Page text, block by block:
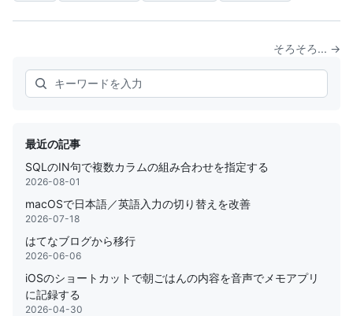
そろそろ... →
Search
最近の記事
SQLのIN句で複数カラムの組み合わせを指定する
2026-08-01
macOSで日本語／英語入力の切り替えを改善
2026-07-18
はてなブログから移行
2026-06-06
iOSのショートカットで朝ごはんの内容を音声でメモアプリ
に記録する
2026-04-30